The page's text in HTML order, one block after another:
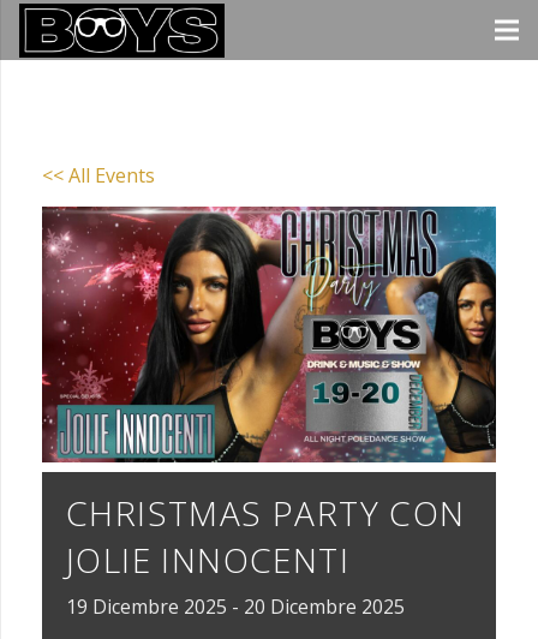
<< All Events
CHRISTMAS PARTY CON
JOLIE INNOCENTI
19 Dicembre 2025 - 20 Dicembre 2025